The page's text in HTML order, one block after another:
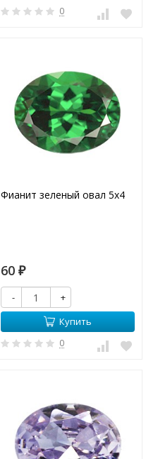
0
Фианит зеленый овал 5х4
60 ₽
-
+
Купить
0